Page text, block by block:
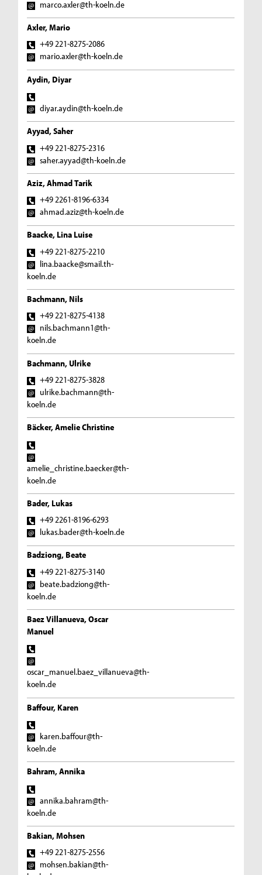
marco.axler@th-koeln.de
Axler, Mario
+49 221-8275-2086
mario.axler@th-koeln.de
Aydin, Diyar
diyar.aydin@th-koeln.de
Ayyad, Saher
+49 221-8275-2316
saher.ayyad@th-koeln.de
Aziz, Ahmad Tarik
+49 2261-8196-6334
ahmad.aziz@th-koeln.de
Baacke, Lina Luise
+49 221-8275-2210
lina.baacke@smail.th-
koeln.de
Bachmann, Nils
+49 221-8275-4138
nils.bachmann1@th-
koeln.de
Bachmann, Ulrike
+49 221-8275-3828
ulrike.bachmann@th-
koeln.de
Bäcker, Amelie Christine
amelie_christine.baecker@th-
koeln.de
Bader, Lukas
+49 2261-8196-6293
lukas.bader@th-koeln.de
Badziong, Beate
+49 221-8275-3140
beate.badziong@th-
koeln.de
Baez Villanueva, Oscar
Manuel
oscar_manuel.baez_villanueva@th-
koeln.de
Baffour, Karen
karen.baffour@th-
koeln.de
Bahram, Annika
annika.bahram@th-
koeln.de
Bakian, Mohsen
+49 221-8275-2556
mohsen.bakian@th-